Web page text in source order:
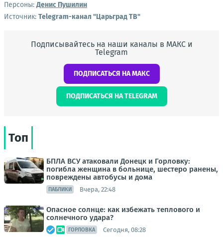
Персоны: Денис Пушилин
Источник: Telegram-канал "Царьград ТВ"
Подписывайтесь на наши каналы в МАКС и
Telegram
ПОДПИСАТЬСЯ НА МАКС
ПОДПИСАТЬСЯ НА TELEGRAM
Топ
БПЛА ВСУ атаковали Донецк и Горловку:
погибла женщина в больнице, шестеро ранены,
повреждены автобусы и дома
ПАБЛИКИ Вчера, 22:48
Опасное солнце: как избежать теплового и
солнечного удара?
ГОРЛОВКА Сегодня, 08:28